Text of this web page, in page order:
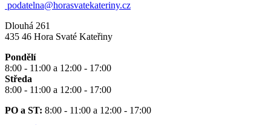
podatelna@horasvatekateriny.cz
Dlouhá 261
435 46 Hora Svaté Kateřiny
Pondělí
8:00 - 11:00 a 12:00 - 17:00
Středa
8:00 - 11:00 a 12:00 - 17:00
PO a ST: 8:00 - 11:00 a 12:00 - 17:00